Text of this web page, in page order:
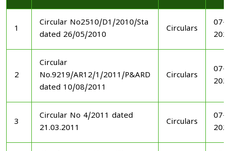
1
Circular No2510/D1/2010/Sta
dated 26/05/2010
Circulars
07-
2
Circular
No.9219/AR12/1/2011/P&ARD
dated 10/08/2011
Circulars
07-
3
Circular No 4/2011 dated
21.03.2011
Circulars
07-